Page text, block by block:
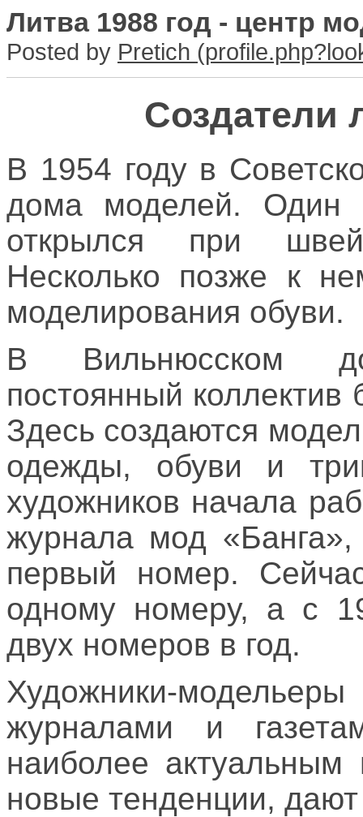
Литва 1988 год - центр
Posted by Pretich
Создатели
В 1954 году в
дома моделей.
открылся при
Несколько позже к
моделирования обуви.
В Вильнюсском
постоянный
Здесь создаются
одежды, обуви и
художников начала
журнала мод
первый номер.
одному номеру, а с
двух номеров в год.
Художники-
журналами и
наиболее
новые тенденции,